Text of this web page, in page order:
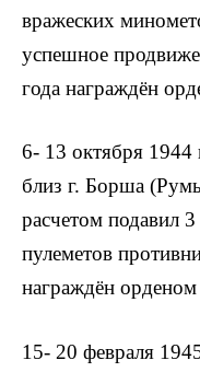
вражеских
успешное
года награждён
6- 13 октября 1944
близ г. Борша
расчетом подавил
пулеметов
награждён
15- 20 февраля